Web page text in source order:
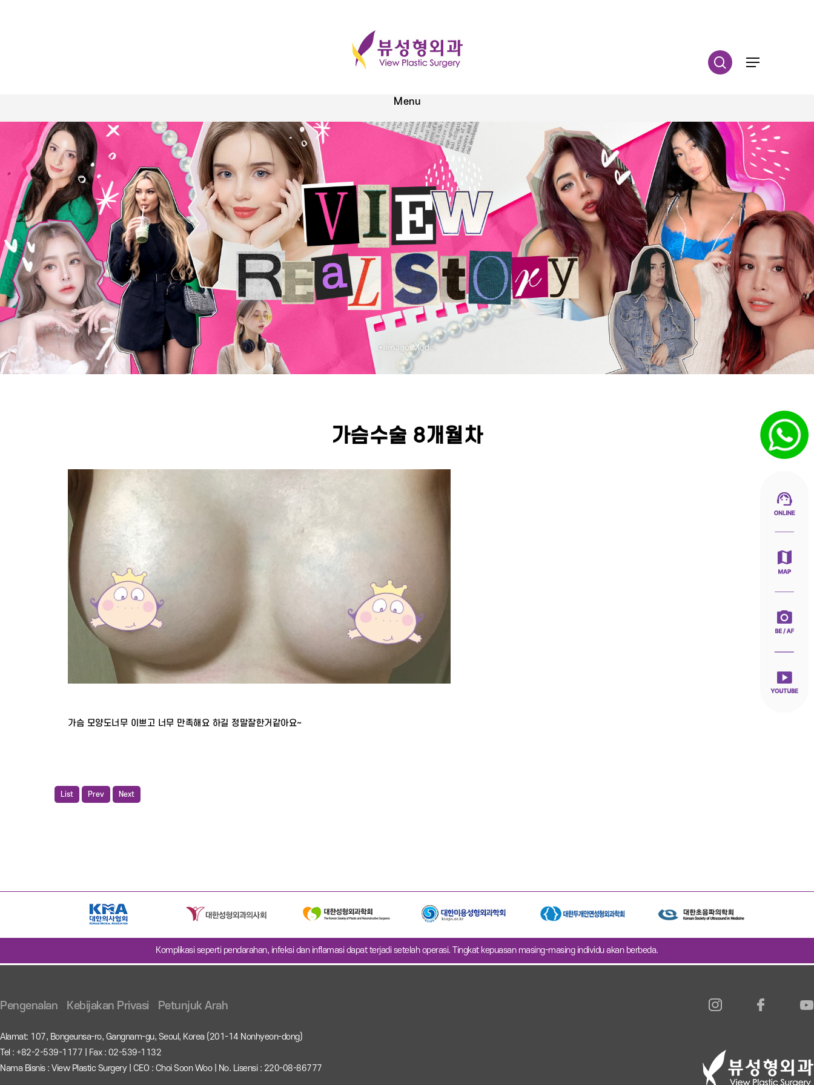
Press ESC to close this window.
가슴수술 8개월차
가슴 모양도너무 이쁘고 너무 만족해요 하길 정말잘한거같아요~
List Prev Next
Komplikasi seperti pendarahan, infeksi dan inflamasi dapat terjadi setelah operasi. Tingkat kepuasan masing-masing individu akan berbeda.
Pengenalan Kebijakan Privasi Petunjuk Arah
Alamat: 107, Bongeunsa-ro, Gangnam-gu, Seoul, Korea (201-14 Nonhyeon-dong)
Tel : +82-2-539-1177 | Fax : 02-539-1132
Nama Bisnis : View Plastic Surgery | CEO : Choi Soon Woo | No. Lisensi : 220-08-86777